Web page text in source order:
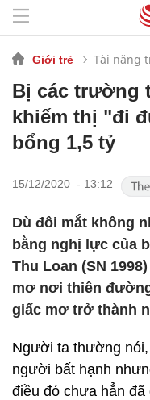
Giới trẻ Tài năng
Bị các trường
khiếm thị "đi
bổng 1,5 tỷ
15/12/2020 - 13:12
Dù đôi mắt không
bằng nghị lực của
Thu Loan (SN
mơ nơi thiên
giấc mơ trở thành
Người ta thường
người bất hạnh
điều đó chưa hẳn đã